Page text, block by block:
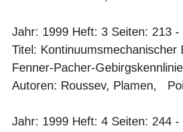
Jahr: 1999 Heft: 3 Seiten: 213 -
Titel:
Fenner-Pacher-Gebirgskennlinie
Autoren: Roussev, Plamen,
Jahr: 1999 Heft: 4 Seiten: 244 -